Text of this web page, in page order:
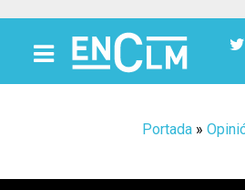
Portada »